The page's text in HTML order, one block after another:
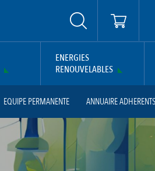
ENERGIES
RENOUVELABLES
EQUIPE PERMANENTE ANNUAIRE ADHERENTS